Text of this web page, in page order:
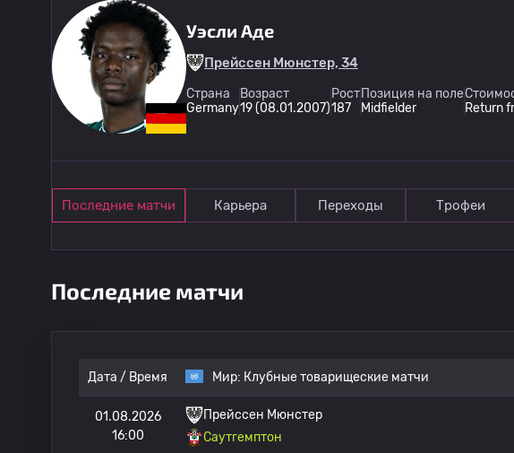
Уэсли Аде
Прейссен Мюнстер, 34
Страна
Germany
Возраст
19 (08.01.2007)
Рост
187
Позиция на поле
Midfielder
Return
Последние матчи Карьера Переходы Трофеи
Последние матчи
Дата / Время Мир: Клубные товарищеские матчи
01.08.2026
16:00
Прейссен Мюнстер
Саутгемптон